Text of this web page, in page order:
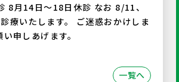
14日〜18日休診 なお 8/11、
療いたします。 ご迷惑おかけしま
申しあげます。
一覧へ